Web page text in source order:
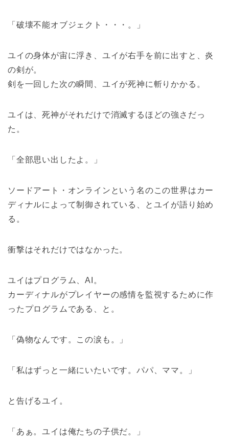
「破壊不能オブジェクト・・・。」
ユイの身体が宙に浮き、ユイが右手を前に出すと、炎
の剣が。
剣を一回した次の瞬間、ユイが死神に斬りかかる。
ユイは、死神がそれだけで消滅するほどの強さだっ
た。
「全部思い出したよ。」
ソードアート・オンラインという名のこの世界はカー
ディナルによって制御されている、とユイが語り始め
る。
衝撃はそれだけではなかった。
ユイはプログラム、AI。
カーディナルがプレイヤーの感情を監視するために作
ったプログラムである、と。
「偽物なんです。この涙も。」
「私はずっと一緒にいたいです。パパ、ママ。」
と告げるユイ。
「あぁ。ユイは俺たちの子供だ。」